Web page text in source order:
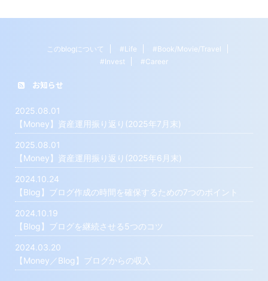
このblogについて #Life
#Book/Movie/Travel
#Invest
#Career
お知らせ
2025.08.01
【Money】資産運用振り返り(2025年7月末)
2025.08.01
【Money】資産運用振り返り(2025年6月末)
2024.10.24
【Blog】ブログ作成の時間を確保するための7つのポイント
2024.10.19
【Blog】ブログを継続させる5つのコツ
2024.03.20
【Money／Blog】ブログからの収入